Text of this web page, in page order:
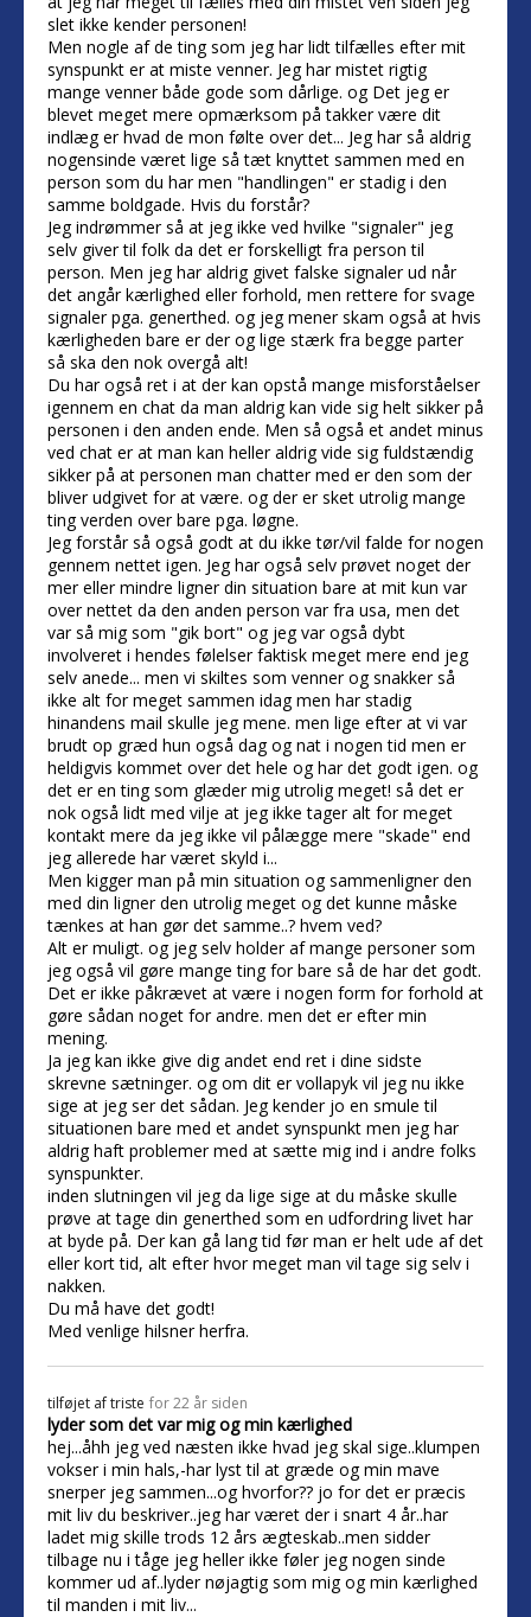
slet ikke kender personen!
Men nogle af de ting som jeg har lidt tilfælles efter mit
synspunkt er at miste venner. Jeg har mistet rigtig
mange venner både gode som dårlige. og Det jeg er
blevet meget mere opmærksom på takker være dit
indlæg er hvad de mon følte over det... Jeg har så aldrig
nogensinde været lige så tæt knyttet sammen med en
person som du har men "handlingen" er stadig i den
samme boldgade. Hvis du forstår?
Jeg indrømmer så at jeg ikke ved hvilke "signaler" jeg
selv giver til folk da det er forskelligt fra person til
person. Men jeg har aldrig givet falske signaler ud når
det angår kærlighed eller forhold, men rettere for svage
signaler pga. generthed. og jeg mener skam også at hvis
kærligheden bare er der og lige stærk fra begge parter
så ska den nok overgå alt!
Du har også ret i at der kan opstå mange misforståelser
igennem en chat da man aldrig kan vide sig helt sikker på
personen i den anden ende. Men så også et andet minus
ved chat er at man kan heller aldrig vide sig fuldstændig
sikker på at personen man chatter med er den som der
bliver udgivet for at være. og der er sket utrolig mange
ting verden over bare pga. løgne.
Jeg forstår så også godt at du ikke tør/vil falde for nogen
gennem nettet igen. Jeg har også selv prøvet noget der
mer eller mindre ligner din situation bare at mit kun var
over nettet da den anden person var fra usa, men det
var så mig som "gik bort" og jeg var også dybt
involveret i hendes følelser faktisk meget mere end jeg
selv anede... men vi skiltes som venner og snakker så
ikke alt for meget sammen idag men har stadig
hinandens mail skulle jeg mene. men lige efter at vi var
brudt op græd hun også dag og nat i nogen tid men er
heldigvis kommet over det hele og har det godt igen. og
det er en ting som glæder mig utrolig meget! så det er
nok også lidt med vilje at jeg ikke tager alt for meget
kontakt mere da jeg ikke vil pålægge mere "skade" end
jeg allerede har været skyld i...
Men kigger man på min situation og sammenligner den
med din ligner den utrolig meget og det kunne måske
tænkes at han gør det samme..? hvem ved?
Alt er muligt. og jeg selv holder af mange personer som
jeg også vil gøre mange ting for bare så de har det godt.
Det er ikke påkrævet at være i nogen form for forhold at
gøre sådan noget for andre. men det er efter min
mening.
Ja jeg kan ikke give dig andet end ret i dine sidste
skrevne sætninger. og om dit er vollapyk vil jeg nu ikke
sige at jeg ser det sådan. Jeg kender jo en smule til
situationen bare med et andet synspunkt men jeg har
aldrig haft problemer med at sætte mig ind i andre folks
synspunkter.
inden slutningen vil jeg da lige sige at du måske skulle
prøve at tage din generthed som en udfordring livet har
at byde på. Der kan gå lang tid før man er helt ude af det
eller kort tid, alt efter hvor meget man vil tage sig selv i
nakken.
Du må have det godt!
Med venlige hilsner herfra.
tilføjet aftriste for 22 år siden
lyder som det var mig og min kærlighed
hej...åhh jeg ved næsten ikke hvad jeg skal sige..klumpen
vokser i min hals,-har lyst til at græde og min mave
snerper jeg sammen...og hvorfor?? jo for det er præcis
mit liv du beskriver..jeg har været der i snart 4 år..har
ladet mig skille trods 12 års ægteskab..men sidder
tilbage nu i tåge jeg heller ikke føler jeg nogen sinde
kommer ud af..lyder nøjagtig som mig og min kærlighed
til manden i mit liv...